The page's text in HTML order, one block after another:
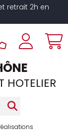
retrait 2h en
HOTELIER